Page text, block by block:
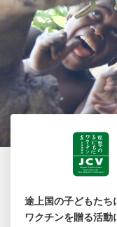
途上国の子どもたち
ワクチンを贈る活動